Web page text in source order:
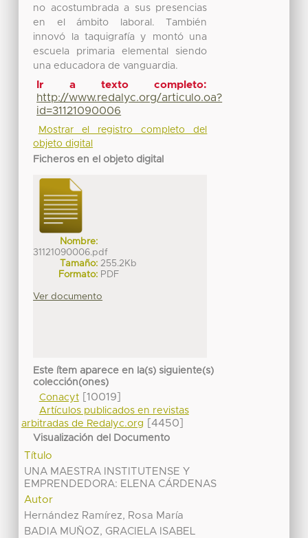
no acostumbrada a sus presencias
en el ámbito laboral. También
innovó la taquigrafía y montó una
escuela primaria elemental siendo
una educadora de vanguardia.
Ir a texto completo:
http://www.redalyc.org/articulo.oa?
id=31121090006
Mostrar el registro completo del
objeto digital
Ficheros en el objeto digital
Nombre:
31121090006.pdf
Tamaño: 255.2Kb
Formato: PDF
Ver documento
Este ítem aparece en la(s) siguiente(s)
colección(ones)
Conacyt[10019]
Artículos publicados en revistas
arbitradas de Redalyc.org
[4450]
Visualización del Documento
Título
UNA MAESTRA INSTITUTENSE Y
EMPRENDEDORA: ELENA CÁRDENAS
Autor
Hernández Ramírez, Rosa María
BADIA MUÑOZ, GRACIELA ISABEL